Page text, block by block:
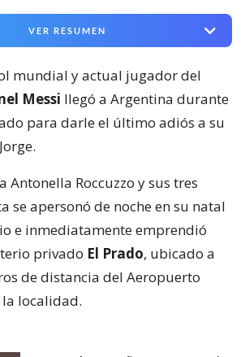
VER RESUMEN
mundial y actual jugador del
Messi llegó a Argentina durante
para darle el último adiós a su
Antonella Roccuzzo y sus tres
se apersonó de noche en su natal
e inmediatamente emprendió
privado El Prado, ubicado a
de distancia del Aeropuerto
localidad.